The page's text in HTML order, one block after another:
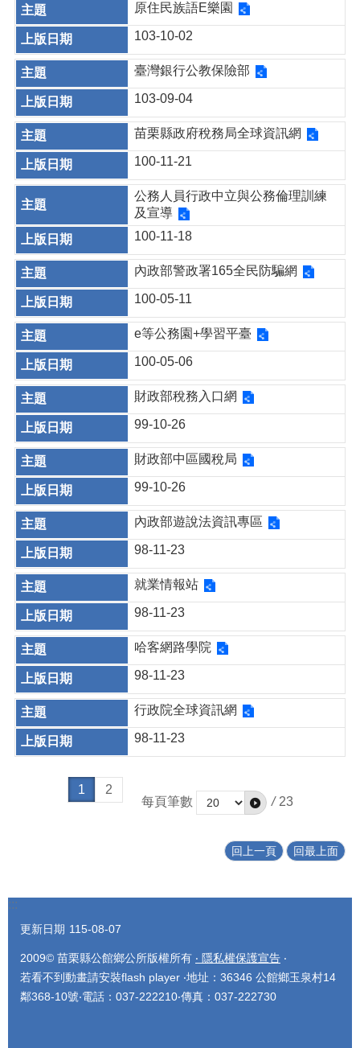
原住民族語E樂園
103-10-02
臺灣銀行公教保險部
103-09-04
苗栗縣政府稅務局全球資訊網
100-11-21
公務人員行政中立與公務倫理訓練
及宣導
100-11-18
內政部警政署165全民防騙網
100-05-11
e等公務園+學習平臺
100-05-06
財政部稅務入口網
99-10-26
財政部中區國稅局
99-10-26
內政部遊說法資訊專區
98-11-23
就業情報站
98-11-23
哈客網路學院
98-11-23
行政院全球資訊網
98-11-23
1
2
每頁筆數
/ 23
回上一頁 回最上面
:::
更新日期 115-08-07
2009© 苗栗縣公館鄉公所版權所有 ‧ 隱私權保護宣告 ‧
若看不到動畫請安裝flash player ‧地址：36346 公館鄉玉泉村14
鄰368-10號‧電話：037-222210‧傳真：037-222730